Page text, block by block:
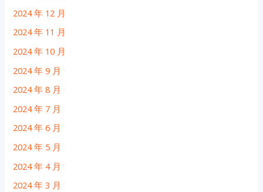
2024 年 12 月
2024 年 11 月
2024 年 10 月
2024 年 9 月
2024 年 8 月
2024 年 7 月
2024 年 6 月
2024 年 5 月
2024 年 4 月
2024 年 3 月